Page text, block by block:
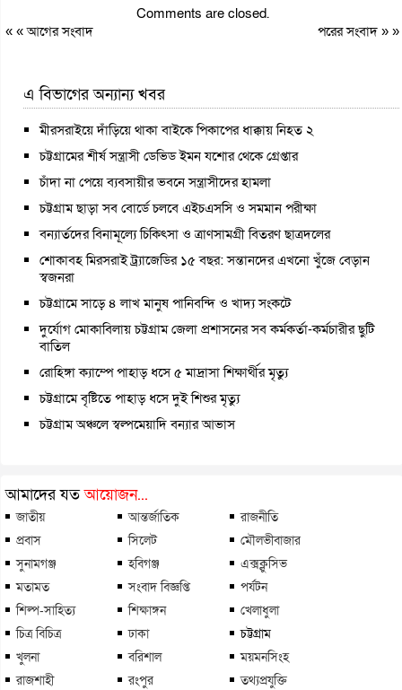
Comments are closed.
« «আগের সংবাদ পরের সংবাদ» »
এ বিভাগের অন্যান্য খবর
মীরসরাইয়ে দাঁড়িয়ে থাকা বাইকে পিকাপের ধাক্কায় নিহত ২
চট্টগ্রামের শীর্ষ সন্ত্রাসী ডেভিড ইমন যশোর থেকে গ্রেপ্তার
চাঁদা না পেয়ে ব্যবসায়ীর ভবনে সন্ত্রাসীদের হামলা
চট্টগ্রাম ছাড়া সব বোর্ডে চলবে এইচএসসি ও সমমান পরীক্ষা
বন্যার্তদের বিনামূল্যে চিকিৎসা ও ত্রাণসামগ্রী বিতরণ ছাত্রদলের
শোকাবহ মিরসরাই ট্র্যাজেডির ১৫ বছর: সন্তানদের এখনো খুঁজে বেড়ান
স্বজনরা
চট্টগ্রামে সাড়ে ৪ লাখ মানুষ পানিবন্দি ও খাদ্য সংকটে
দুর্যোগ মোকাবিলায় চট্টগ্রাম জেলা প্রশাসনের সব কর্মকর্তা-কর্মচারীর ছুটি
বাতিল
রোহিঙ্গা ক্যাম্পে পাহাড় ধসে ৫ মাদ্রাসা শিক্ষার্থীর মৃত্যু
চট্টগ্রামে বৃষ্টিতে পাহাড় ধসে দুই শিশুর মৃত্যু
চট্টগ্রাম অঞ্চলে স্বল্পমেয়াদি বন্যার আভাস
আমাদের যতআয়োজন...
জাতীয় আন্তর্জাতিক
রাজনীতি
প্রবাস
সিলেট
মৌলভীবাজার
সুনামগঞ্জ
হবিগঞ্জ
এক্সক্লুসিভ
মতামত
সংবাদ বিজ্ঞপ্তি
পর্যটন
শিল্প-সাহিত্য
শিক্ষাঙ্গন
খেলাধুলা
চিত্র বিচিত্র
ঢাকা
চট্টগ্রাম
খুলনা
বরিশাল
ময়মনসিংহ
রাজশাহী
রংপুর তথ্যপ্রযুক্তি